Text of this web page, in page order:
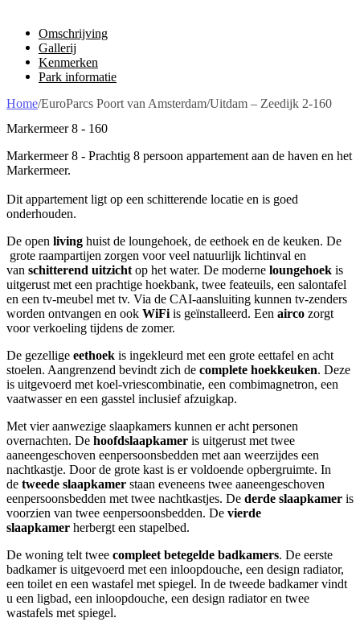
Omschrijving
Gallerij
Kenmerken
Park informatie
Home/EuroParcs Poort van Amsterdam/Uitdam – Zeedijk 2-160
Markermeer 8 - 160
Markermeer 8 - Prachtig 8 persoon appartement aan de haven en het
Markermeer.
Dit appartement ligt op een schitterende locatie en is goed
onderhouden.
De open living huist de loungehoek, de eethoek en de keuken. De
grote raampartijen zorgen voor veel natuurlijk lichtinval en
van schitterend uitzicht op het water. De moderne loungehoek is
uitgerust met een prachtige hoekbank, twee feateuils, een salontafel
en een tv-meubel met tv. Via de CAI-aansluiting kunnen tv-zenders
worden ontvangen en ook WiFi is geïnstalleerd. Een airco zorgt
voor verkoeling tijdens de zomer.
De gezellige eethoek is ingekleurd met een grote eettafel en acht
stoelen. Aangrenzend bevindt zich de complete hoekkeuken. Deze
is uitgevoerd met koel-vriescombinatie, een combimagnetron, een
vaatwasser en een gasstel inclusief afzuigkap.
Met vier aanwezige slaapkamers kunnen er acht personen
overnachten. De hoofdslaapkamer is uitgerust met twee
aaneengeschoven eenpersoonsbedden met aan weerzijdes een
nachtkastje. Door de grote kast is er voldoende opbergruimte. In
de tweede slaapkamer staan eveneens twee aaneengeschoven
eenpersoonsbedden met twee nachtkastjes. De derde slaapkamer is
voorzien van twee eenpersoonsbedden. De vierde
slaapkamer herbergt een stapelbed.
De woning telt twee compleet betegelde badkamers. De eerste
badkamer is uitgevoerd met een inloopdouche, een design radiator,
een toilet en een wastafel met spiegel. In de tweede badkamer vindt
u een ligbad, een inloopdouche, een design radiator en twee
wastafels met spiegel.